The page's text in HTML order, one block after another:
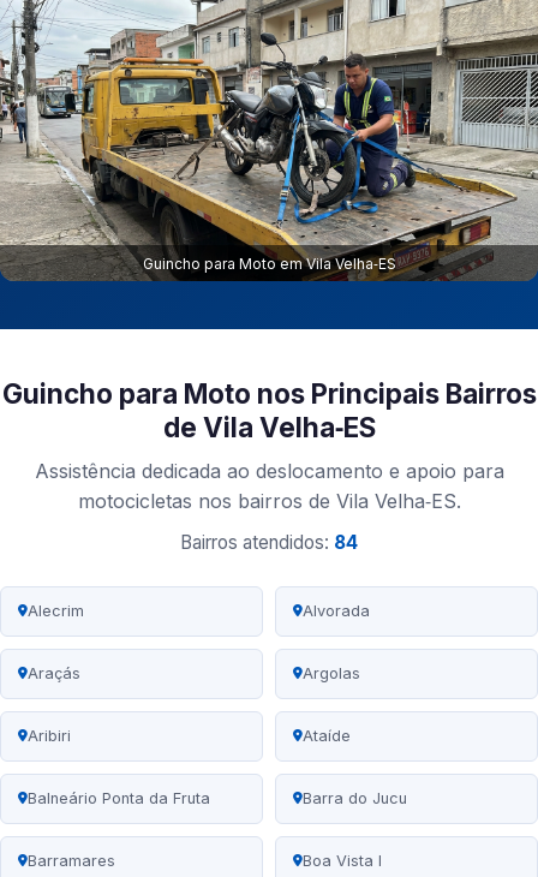
Guincho para Moto em Vila Velha‑ES
Guincho para Moto nos Principais Bairros
de Vila Velha‑ES
Assistência dedicada ao deslocamento e apoio para
motocicletas nos bairros de Vila Velha‑ES.
Bairros atendidos: 84
Alecrim Alvorada
Araçás Argolas
Aribiri Ataíde
Balneário Ponta da Fruta Barra do Jucu
Barramares Boa Vista I